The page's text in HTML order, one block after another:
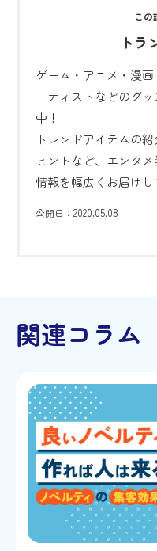
トラ
ゲーム・アニメ・漫
ーティストなどのグ
中！
トレンドアイテムの
ヒントなど、エンタ
情報を幅広くお届けし
公開日：2020.05.08
関連コラム